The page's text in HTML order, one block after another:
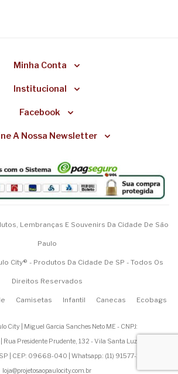
Minha Conta
Institucional
Facebook
A Nossa Newsletter
Lembranças E Souvenirs Da Cidade De São
Paulo
City® - Produtos Da Cidade De SP - Todos Os
Direitos Reservados
Camisetas Infantil Canecas Ecobags
City | Miguel Garcia Sanches Neto ME - CNPJ:
Presidente Prudente, 132 - Vila Santa Luzia - São
SP | CEP: 09668-040 | Whatsapp.: (11) 91577-1200
loja@projetosaopaulocity.com.br